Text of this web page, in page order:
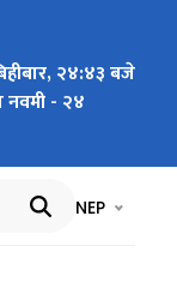
२४:४३ बजे
नवमी - २४
भाषा चयन
NEP